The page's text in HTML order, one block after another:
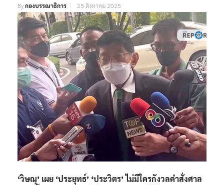
Byกองบรรณาธิการ 25 สิงหาคม 2025
‘วิษณุ’ เผย ‘ประยุทธ์’ ‘ประวิตร’ ไม่มีใครกังวลคำสั่งศาล